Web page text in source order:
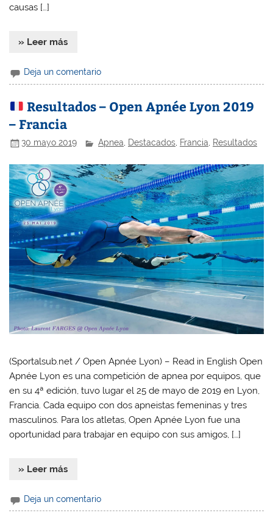
causas […]
» Leer más
Deja un comentario
Resultados – Open Apnée Lyon 2019
– Francia
30 mayo 2019 Apnea, Destacados, Francia, Resultados
(Sportalsub.net / Open Apnée Lyon) – Read in English Open
Apnée Lyon es una competición de apnea por equipos, que
en su 4ª edición, tuvo lugar el 25 de mayo de 2019 en Lyon,
Francia. Cada equipo con dos apneistas femeninas y tres
masculinos. Para los atletas, Open Apnée Lyon fue una
oportunidad para trabajar en equipo con sus amigos, […]
» Leer más
Deja un comentario